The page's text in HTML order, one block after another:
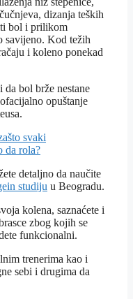
dizanja teških
bol i prilikom
savijeno. Kod težih
i koleno ponekad
da bol brže nestane
opuštanje
svaki
da rola?
detaljno da naučite
studiju u Beogradu.
kolena, saznaćete i
zbog kojih se
funkcionalni.
trenerima kao i
sebi i drugima da